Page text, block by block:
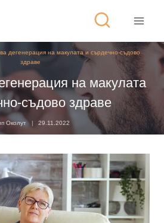
дегенерация на макулата и сърдечно-съдово
здраве
на макулата
съдово здраве
Околут 29.11.2022